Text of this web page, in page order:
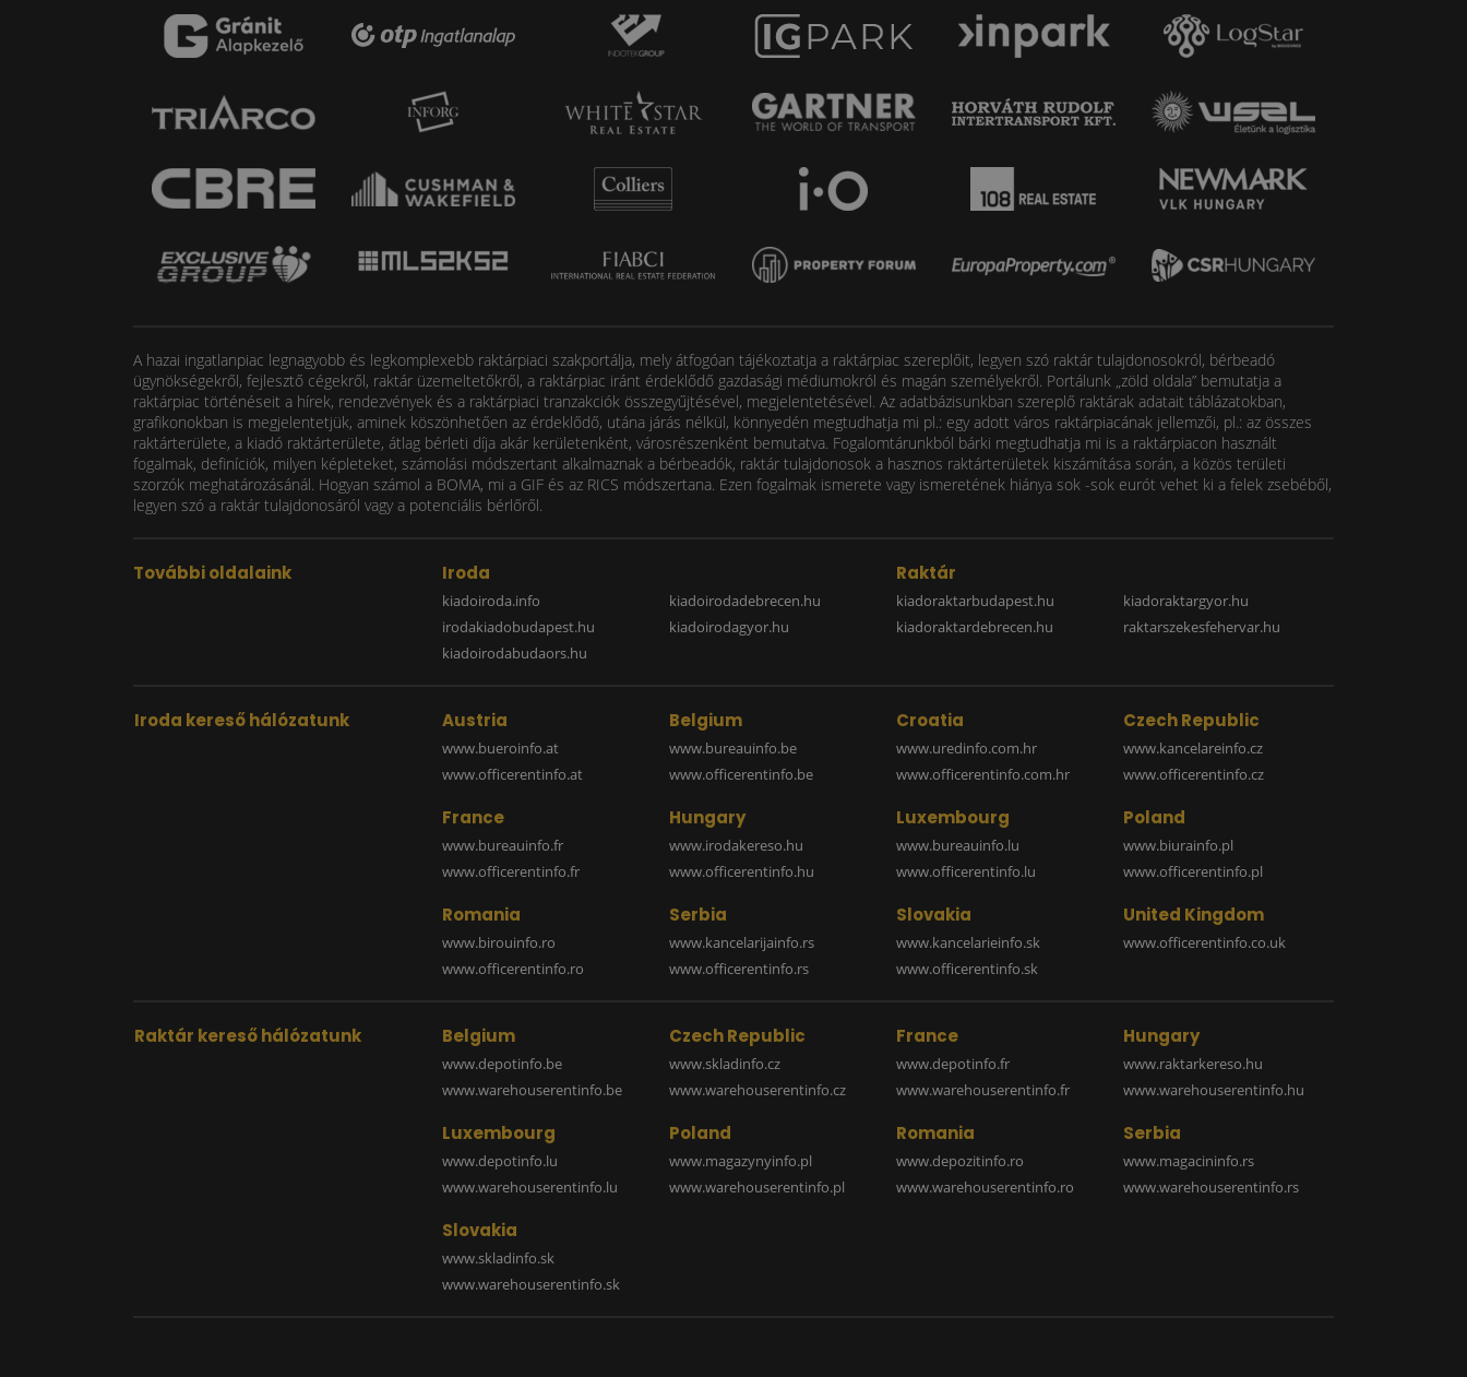
A hazai ingatlanpiac legnagyobb és legkomplexebb raktárpiaci szakportálja, mely átfogóan tájékoztatja a raktárpiac szereplőit, legyen szó raktár tulajdonosokról, bérbeadó
ügynökségekről, fejlesztő cégekről, raktár üzemeltetőkről, a raktárpiac iránt érdeklődő gazdasági médiumokról és magán személyekről. Portálunk „zöld oldala” bemutatja a
raktárpiac történéseit a hírek, rendezvények és a raktárpiaci tranzakciók összegyűjtésével, megjelentetésével. Az adatbázisunkban szereplő raktárak adatait táblázatokban,
grafikonokban is megjelentetjük, aminek köszönhetően az érdeklődő, utána járás nélkül, könnyedén megtudhatja mi pl.: egy adott város raktárpiacának jellemzői, pl.: az összes
raktárterülete, a kiadó raktárterülete, átlag bérleti díja akár kerületenként, városrészenként bemutatva. Fogalomtárunkból bárki megtudhatja mi is a raktárpiacon használt
fogalmak, definíciók, milyen képleteket, számolási módszertant alkalmaznak a bérbeadók, raktár tulajdonosok a hasznos raktárterületek kiszámítása során, a közös területi
szorzók meghatározásánál. Hogyan számol a BOMA, mi a GIF és az RICS módszertana. Ezen fogalmak ismerete vagy ismeretének hiánya sok -sok eurót vehet ki a felek zsebéből,
legyen szó a raktár tulajdonosáról vagy a potenciális bérlőről.
További oldalaink Iroda
kiadoiroda.info
irodakiadobudapest.hu
kiadoirodabudaors.hu
kiadoirodadebrecen.hu
kiadoirodagyor.hu
Raktár
kiadoraktarbudapest.hu
kiadoraktardebrecen.hu
kiadoraktargyor.hu
raktarszekesfehervar.hu
Iroda kereső hálózatunk Austria
www.bueroinfo.at
www.officerentinfo.at
Belgium
www.bureauinfo.be
www.officerentinfo.be
Croatia
www.uredinfo.com.hr
www.officerentinfo.com.hr
Czech Republic
www.kancelareinfo.cz
www.officerentinfo.cz
France
www.bureauinfo.fr
www.officerentinfo.fr
Hungary
www.irodakereso.hu
www.officerentinfo.hu
Luxembourg
www.bureauinfo.lu
www.officerentinfo.lu
Poland
www.biurainfo.pl
www.officerentinfo.pl
Romania
www.birouinfo.ro
www.officerentinfo.ro
Serbia
www.kancelarijainfo.rs
www.officerentinfo.rs
Slovakia
www.kancelarieinfo.sk
www.officerentinfo.sk
United Kingdom
www.officerentinfo.co.uk
Raktár kereső hálózatunk Belgium
www.depotinfo.be
www.warehouserentinfo.be
Czech Republic
www.skladinfo.cz
www.warehouserentinfo.cz
France
www.depotinfo.fr
www.warehouserentinfo.fr
Hungary
www.raktarkereso.hu
www.warehouserentinfo.hu
Luxembourg
www.depotinfo.lu
www.warehouserentinfo.lu
Poland
www.magazynyinfo.pl
www.warehouserentinfo.pl
Romania
www.depozitinfo.ro
www.warehouserentinfo.ro
Serbia
www.magacininfo.rs
www.warehouserentinfo.rs
Slovakia
www.skladinfo.sk
www.warehouserentinfo.sk